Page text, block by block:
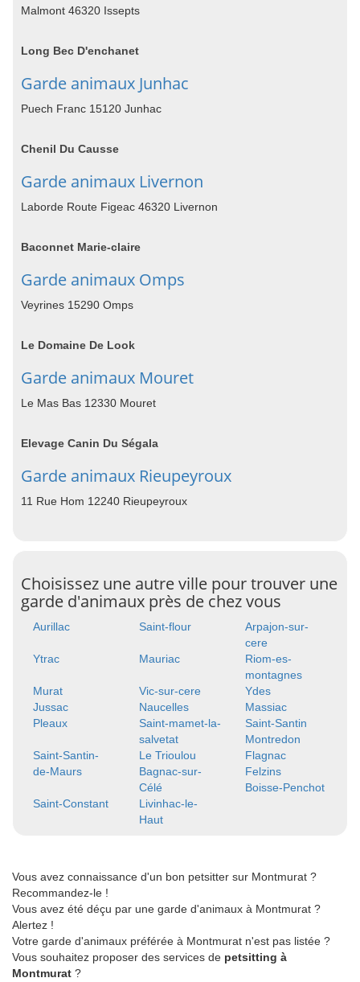
Malmont 46320 Issepts
Long Bec D'enchanet
Garde animaux Junhac
Puech Franc 15120 Junhac
Chenil Du Causse
Garde animaux Livernon
Laborde Route Figeac 46320 Livernon
Baconnet Marie-claire
Garde animaux Omps
Veyrines 15290 Omps
Le Domaine De Look
Garde animaux Mouret
Le Mas Bas 12330 Mouret
Elevage Canin Du Ségala
Garde animaux Rieupeyroux
11 Rue Hom 12240 Rieupeyroux
Choisissez une autre ville pour trouver une
garde d'animaux près de chez vous
Aurillac Saint-flour
Arpajon-sur-
cere
Ytrac
Mauriac
Riom-es-
montagnes
Murat
Vic-sur-cere
Ydes
Jussac
Naucelles
Massiac
Pleaux
Saint-mamet-la-
salvetat
Saint-Santin
Montredon
Saint-Santin-
de-Maurs
Le Trioulou
Flagnac
Bagnac-sur-
Célé
Felzins
Boisse-Penchot
Saint-Constant
Livinhac-le-
Haut
Vous avez connaissance d'un bon petsitter sur Montmurat ?
Recommandez-le !
Vous avez été déçu par une garde d'animaux à Montmurat ?
Alertez !
Votre garde d'animaux préférée à Montmurat n'est pas listée ?
Vous souhaitez proposer des services de petsitting à
Montmurat ?